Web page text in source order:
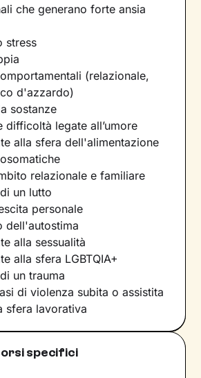
che generano forte ansia
stress
(relazionale,
d'azzardo)
sostanze
difficoltà legate all’umore
alla sfera dell'alimentazione
relazionale e familiare
un lutto
personale
dell'autostima
alla sessualità
alla sfera LGBTQIA+
un trauma
di violenza subita o assistita
sfera lavorativa
specifici